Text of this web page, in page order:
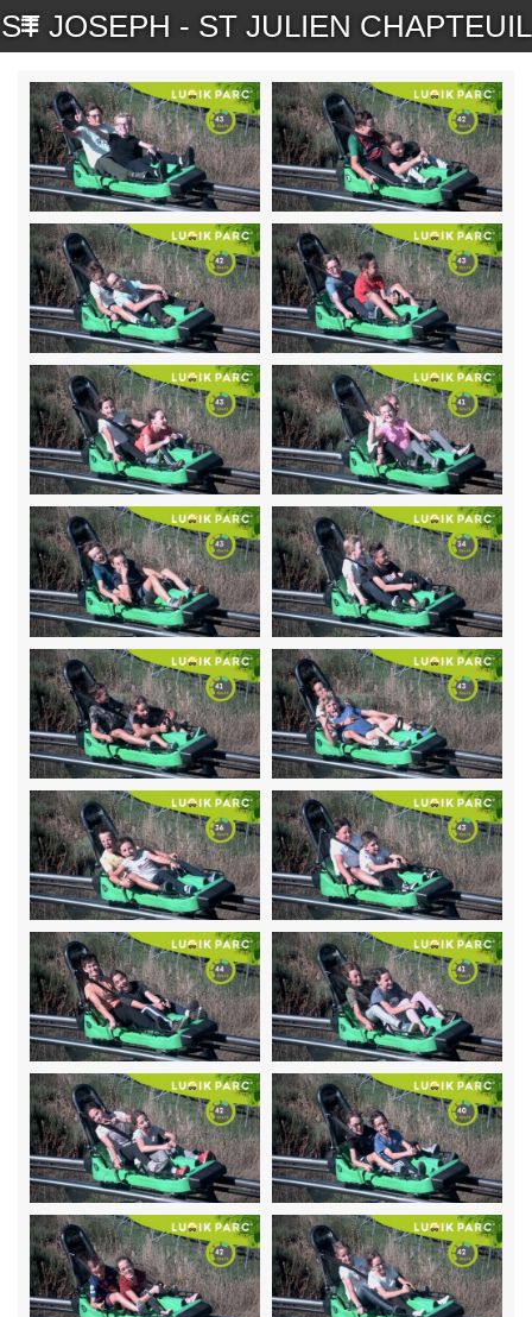
ST JOSEPH - ST JULIEN CHAPTEUIL